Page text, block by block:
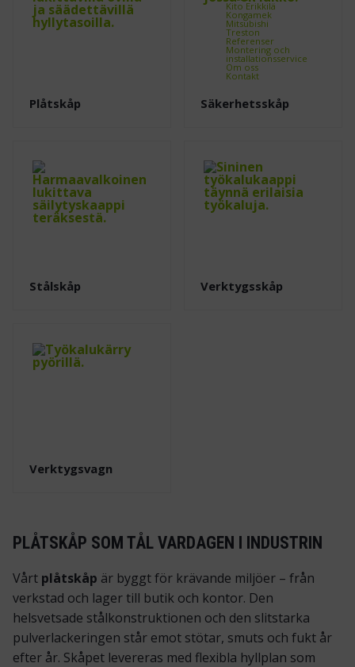
Kito Erikkilä
Kongamek
Mitsubishi
Treston
Referenser
Montering och
installationsservice
Om oss
Kontakt
Plåtskåp Säkerhetsskåp
Stålskåp Verktygsskåp
Verktygsvagn
PLÅTSKÅP SOM TÅL VARDAGEN I INDUSTRIN
Vårt plåtskåp är byggt för krävande miljöer – från
verkstad och lager till butik och kontor. Den
helsvetsade stålkonstruktionen och den slitstarka
pulverlackeringen står emot stötar, smuts och fukt år
efter år. Skåpet levereras med flexibla hyllplan som